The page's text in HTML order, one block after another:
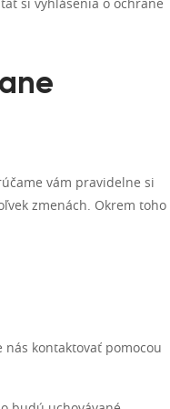
vám pravidelne si
zmenách. Okrem toho
nás kontaktovať pomocou